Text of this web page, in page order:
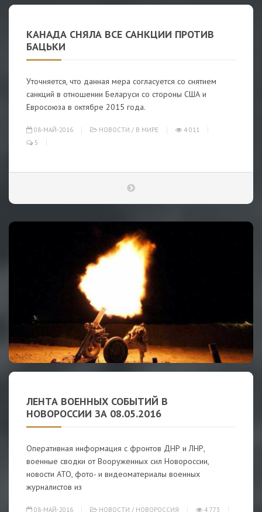
КАНАДА СНЯЛА ВСЕ САНКЦИИ ПРОТИВ
БАЦЬКИ
Уточняется, что данная мера согласуется со снятием
санкций в отношении Беларуси со стороны США и
Евросоюза в октябре 2015 года.
08-МАЙ-2016 НОВОСТИ / В МИРЕ
4 011
5
ЛЕНТА ВОЕННЫХ СОБЫТИЙ В
НОВОРОССИИ ЗА 08.05.2016
Оперативная информация с фронтов ДНР и ЛНР,
военные сводки от Вооруженных сил Новороссии,
новости АТО, фото- и видеоматериалы военных
журналистов из
08-МАЙ-2016 НОВОСТИ / НОВОРОССИЯ 4 773